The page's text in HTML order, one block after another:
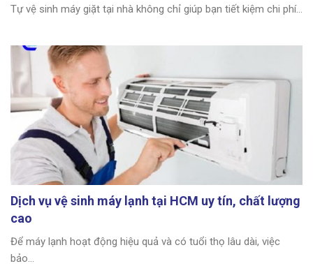
Tự vệ sinh máy giặt tại nhà không chỉ giúp bạn tiết kiệm chi phí...
Dịch vụ vệ sinh máy lạnh tại HCM uy tín, chất lượng
cao
Để máy lạnh hoạt động hiệu quả và có tuổi thọ lâu dài, việc
bảo...